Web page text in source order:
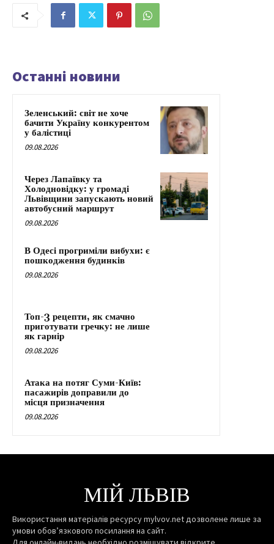
Останні новини
Зеленський: світ не хоче
бачити Україну конкурентом
у балістиці
09.08.2026
Через Лапаївку та
Холодновідку: у громаді
Львівщини запускають новий
автобусний маршрут
09.08.2026
В Одесі прогриміли вибухи: є
пошкодження будинків
09.08.2026
Топ-3 рецепти, як смачно
приготувати гречку: не лише
як гарнір
09.08.2026
Атака на потяг Суми-Київ:
пасажирів доправили до
місця призначення
09.08.2026
МІЙ ЛЬВІВ
Використання матеріалів ресурсу mylvov.net дозволене лише за
умови обов’язкового посилання на сайт.